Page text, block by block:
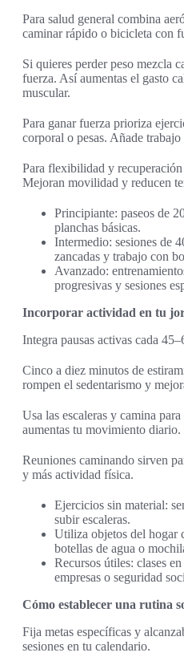
Para salud general combina
caminar rápido o bicicleta con
Si quieres perder peso mezcla
fuerza. Así aumentas el gasto
muscular.
Para ganar fuerza prioriza
corporal o pesas. Añade
Para flexibilidad y
Mejoran movilidad y reducen
Principiante: paseos de
planchas básicas.
Intermedio: sesiones de
zancadas y trabajo con
Avanzado:
progresivas y sesiones
Incorporar actividad en tu
Integra pausas activas cada
Cinco a diez minutos de
rompen el sedentarismo y
Usa las escaleras y camina
aumentas tu movimiento diario.
Reuniones caminando sirven
y más actividad física.
Ejercicios sin material:
subir escaleras.
Utiliza objetos del hogar
botellas de agua o
Recursos útiles: clases
empresas o seguridad
Cómo establecer una rutina
Fija metas específicas y
sesiones en tu calendario.